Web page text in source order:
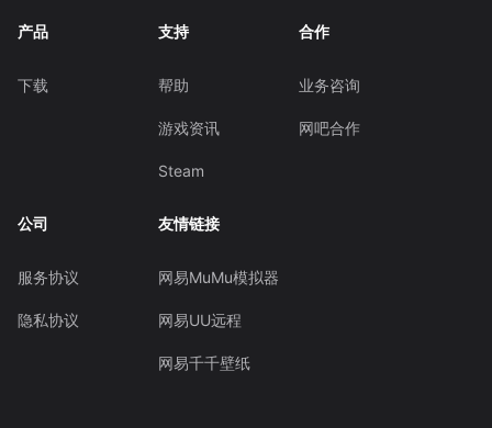
产品
下载
支持
帮助
游戏资讯
Steam
合作
业务咨询
网吧合作
公司
服务协议
隐私协议
友情链接
网易MuMu模拟器
网易UU远程
网易千千壁纸